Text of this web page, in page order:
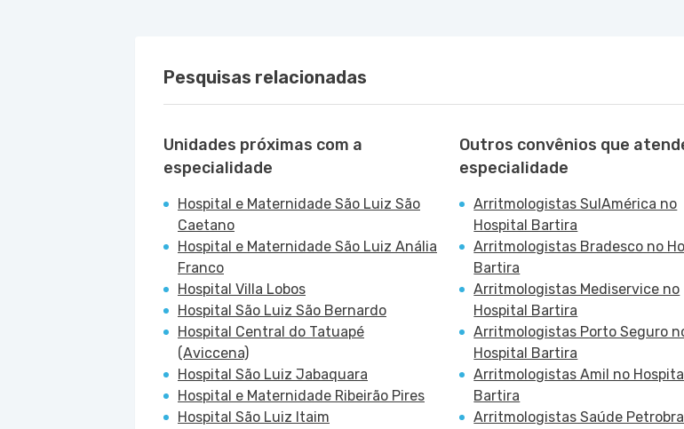
Pesquisas relacionadas
Unidades próximas com a
especialidade
Hospital e Maternidade São Luiz São
Caetano
Hospital e Maternidade São Luiz Anália
Franco
Hospital Villa Lobos
Hospital São Luiz São Bernardo
Hospital Central do Tatuapé
(Aviccena)
Hospital São Luiz Jabaquara
Hospital e Maternidade Ribeirão Pires
Hospital São Luiz Itaim
Outros convênios que
especialidade
Arritmologistas SulAmérica no
Hospital Bartira
Arritmologistas Bradesco no
Bartira
Arritmologistas Mediservice no
Hospital Bartira
Arritmologistas Porto Seguro
Hospital Bartira
Arritmologistas Amil no
Bartira
Arritmologistas Saúde